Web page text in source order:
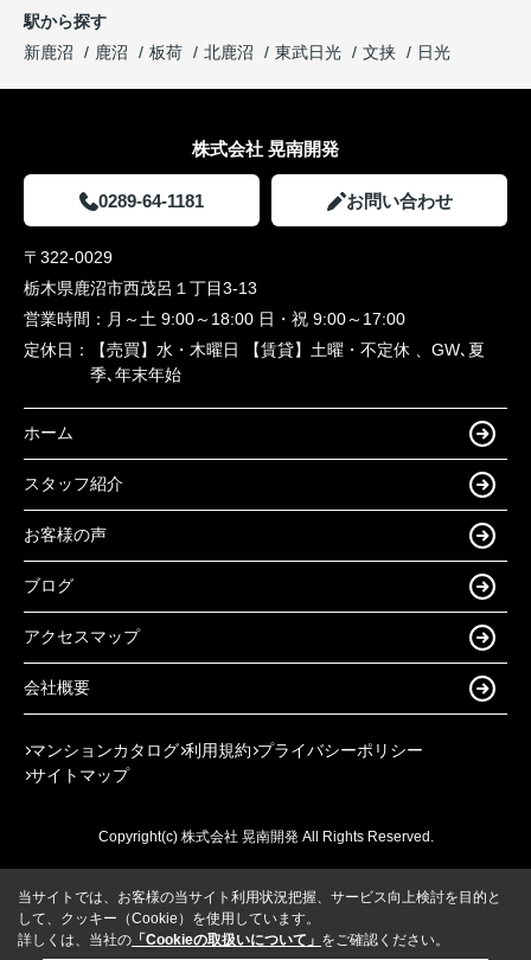
駅から探す
新鹿沼
鹿沼 板荷 北鹿沼 東武日光 文挟 日光
株式会社 晃南開発
0289-64-1181 お問い合わせ
〒322-0029
栃木県鹿沼市西茂呂１丁目3-13
営業時間： 月～土 9:00～18:00 日・祝 9:00～17:00
定休日：
【売買】水・木曜日 【賃貸】土曜・不定休 、GW､夏
季､年末年始
ホーム
スタッフ紹介
お客様の声
ブログ
アクセスマップ
会社概要
マンションカタログ 利用規約 プライバシーポリシー
サイトマップ
Copyright(c) 株式会社 晃南開発 All Rights Reserved.
当サイトでは、お客様の当サイト利用状況把握、サービス向上検討を目的と
して、クッキー（Cookie）を使用しています。
詳しくは、当社の 「Cookieの取扱いについて」 をご確認ください。